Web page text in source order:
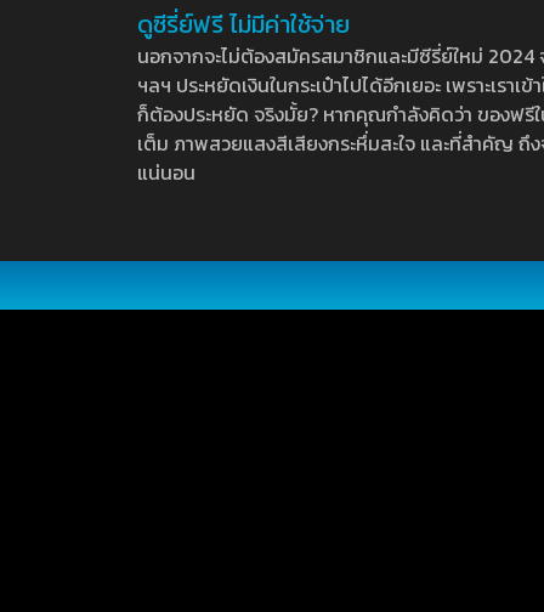
ดูซีรี่ย์ฟรี ไม่มีค่าใช้จ่าย
นอกจากจะไม่ต้องสมัครสมาชิกและมีซีรี่ย์ใหม่
ฯลฯ ประหยัดเงินในกระเป๋าไปได้อีกเยอะ เพราะเร
ก็ต้องประหยัด จริงมั้ย? หากคุณกำลังคิดว่า ของฟ
เต็ม ภาพสวยแสงสีเสียงกระหึ่มสะใจ และที่สำคัญ
แน่นอน